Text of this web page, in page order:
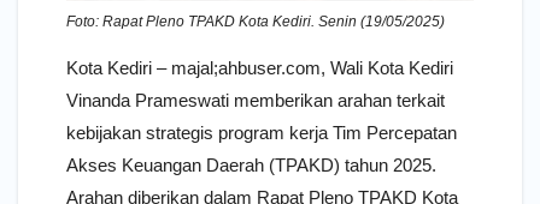
Foto: Rapat Pleno TPAKD Kota Kediri. Senin (19/05/2025)
Kota Kediri – majal;ahbuser.com, Wali Kota Kediri
Vinanda Prameswati memberikan arahan terkait
kebijakan strategis program kerja Tim Percepatan
Akses Keuangan Daerah (TPAKD) tahun 2025.
Arahan diberikan dalam Rapat Pleno TPAKD Kota